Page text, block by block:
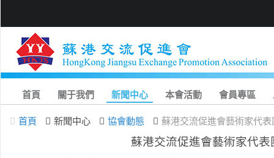
首頁 關于我們 新聞中心 本會活動 會員專區
首頁 新聞中心 協會動態 蘇港交流促進會藝術家代
蘇港交流促進會藝術家代